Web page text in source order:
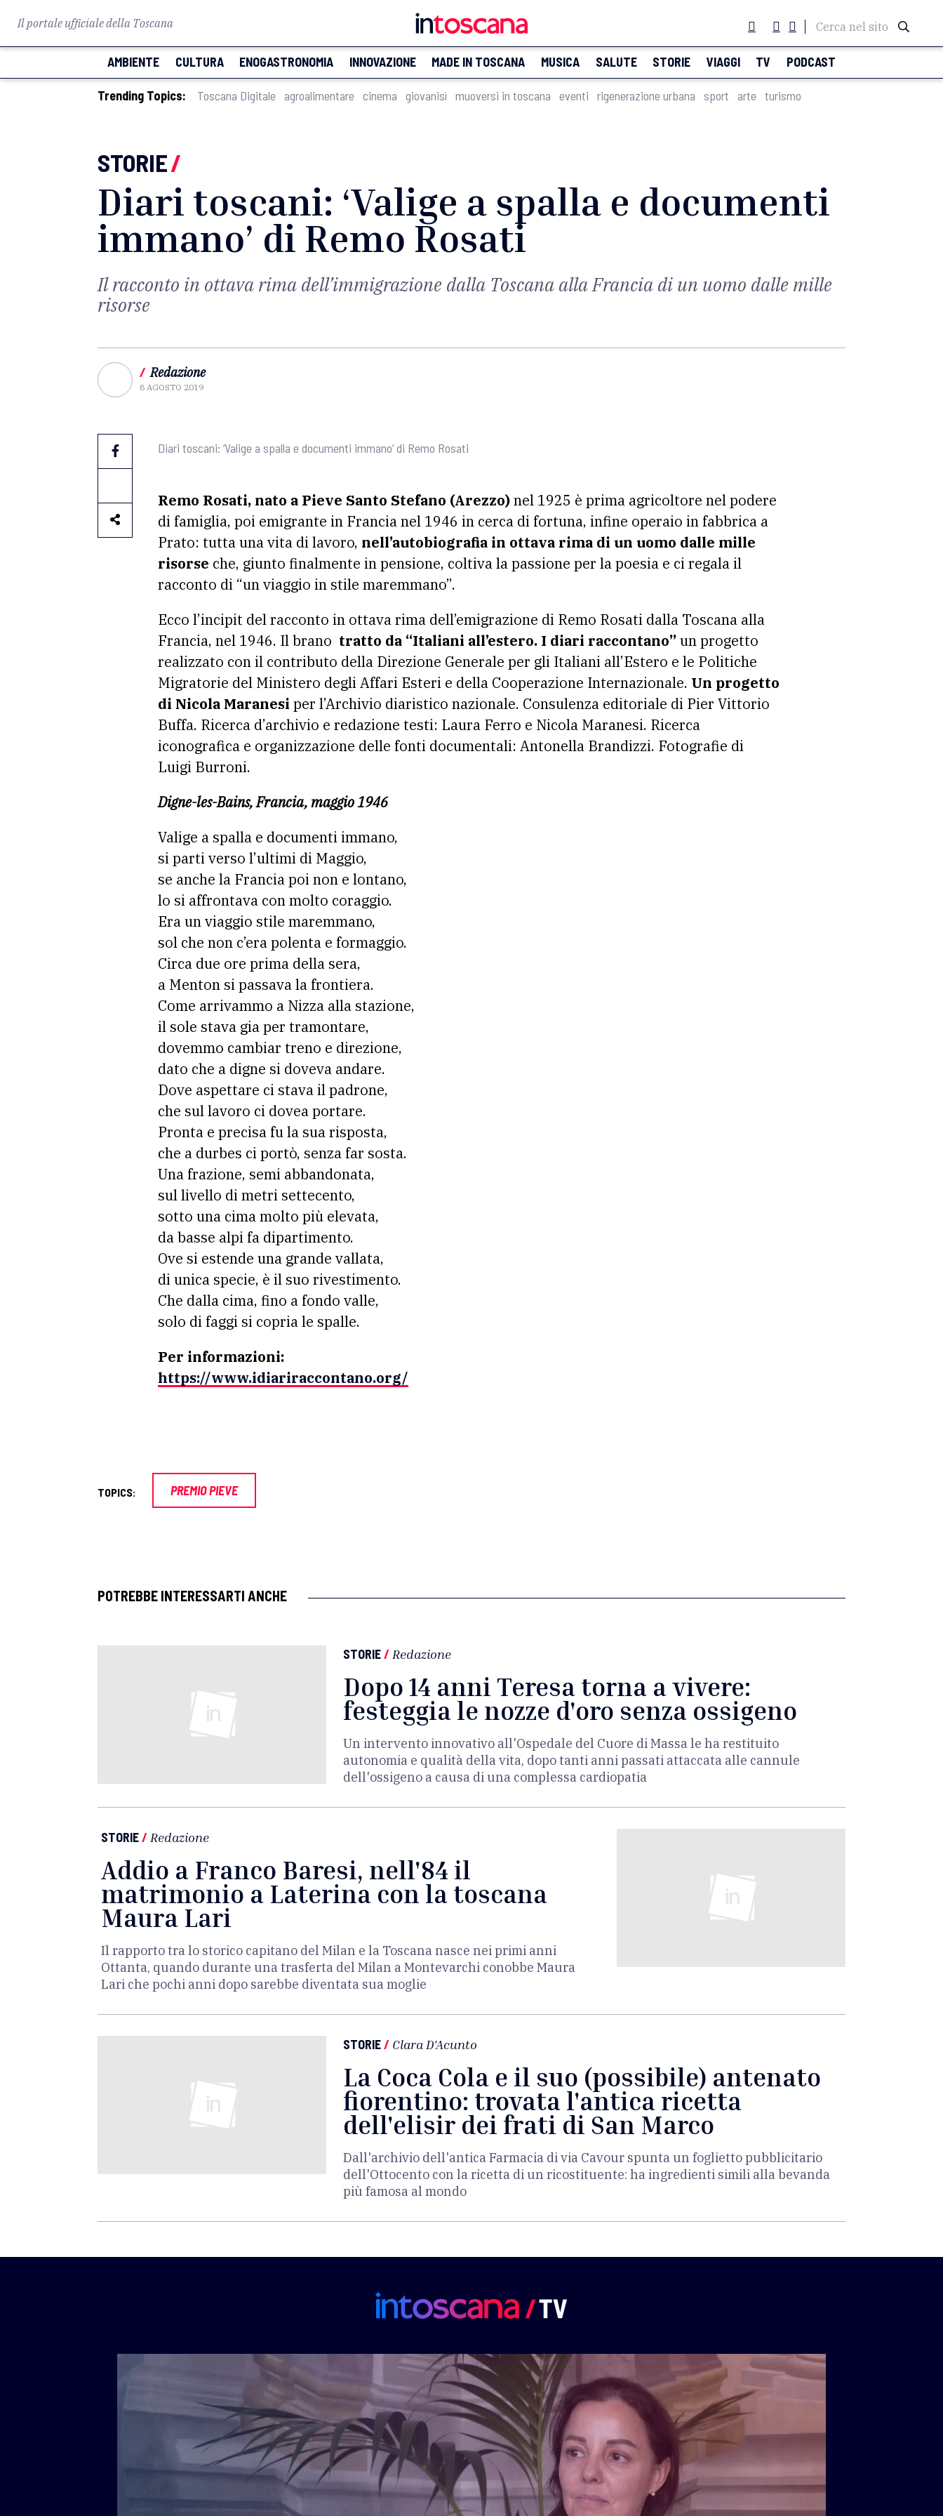
Il portale ufficiale della Toscana Cerca nel sito
AMBIENTE CULTURA ENOGASTRONOMIA INNOVAZIONE MADE IN TOSCANA MUSICA SALUTE STORIE VIAGGI TV PODCAST
Trending Topics: Toscana Digitale agroalimentare cinema giovanisì muoversi in toscana eventi rigenerazione urbana sport arte turismo
STORIE/
Diari toscani: ‘Valige a spalla e documenti
immano’ di Remo Rosati
Il racconto in ottava rima dell’immigrazione dalla Toscana alla Francia di un uomo dalle mille
risorse
/ Redazione
8 AGOSTO 2019
Diari toscani: ‘Valige a spalla e documenti immano’ di Remo Rosati
Remo Rosati, nato a Pieve Santo Stefano (Arezzo)nel 1925 è prima agricoltore nel podere
di famiglia, poi emigrante in Francia nel 1946 in cerca di fortuna, infine operaio in fabbrica a
Prato: tutta una vita di lavoro, nell’autobiografia in ottava rima di un uomo dalle mille
risorse che, giunto finalmente in pensione, coltiva la passione per la poesia e ci regala il
racconto di “un viaggio in stile maremmano”.
Ecco l’incipit del racconto in ottava rima dell’emigrazione di Remo Rosati dalla Toscana alla
Francia, nel 1946. Il brano tratto da “Italiani all’estero. I diari raccontano”un progetto
realizzato con il contributo della Direzione Generale per gli Italiani all’Estero e le Politiche
Migratorie del Ministero degli Affari Esteri e della Cooperazione Internazionale. Un progetto
di Nicola Maranesi per l’Archivio diaristico nazionale. Consulenza editoriale di Pier Vittorio
Buffa. Ricerca d’archivio e redazione testi: Laura Ferro e Nicola Maranesi. Ricerca
iconografica e organizzazione delle fonti documentali: Antonella Brandizzi. Fotografie di
Luigi Burroni.
Digne-les-Bains, Francia, maggio 1946
Valige a spalla e documenti immano,
si parti verso l’ultimi di Maggio,
se anche la Francia poi non e lontano,
lo si affrontava con molto coraggio.
Era un viaggio stile maremmano,
sol che non c’era polenta e formaggio.
Circa due ore prima della sera,
a Menton si passava la frontiera.
Come arrivammo a Nizza alla stazione,
il sole stava gia per tramontare,
dovemmo cambiar treno e direzione,
dato che a digne si doveva andare.
Dove aspettare ci stava il padrone,
che sul lavoro ci dovea portare.
Pronta e precisa fu la sua risposta,
che a durbes ci portò, senza far sosta.
Una frazione, semi abbandonata,
sul livello di metri settecento,
sotto una cima molto più elevata,
da basse alpi fa dipartimento.
Ove si estende una grande vallata,
di unica specie, è il suo rivestimento.
Che dalla cima, fino a fondo valle,
solo di faggi si copria le spalle.
Per informazioni:
https://www.idiariraccontano.org/
TOPICS: PREMIO PIEVE
POTREBBE INTERESSARTI ANCHE
STORIE/ Redazione
Dopo 14 anni Teresa torna a vivere:
festeggia le nozze d'oro senza ossigeno
Un intervento innovativo all'Ospedale del Cuore di Massa le ha restituito
autonomia e qualità della vita, dopo tanti anni passati attaccata alle cannule
dell'ossigeno a causa di una complessa cardiopatia
STORIE/ Redazione
Addio a Franco Baresi, nell'84 il
matrimonio a Laterina con la toscana
Maura Lari
Il rapporto tra lo storico capitano del Milan e la Toscana nasce nei primi anni
Ottanta, quando durante una trasferta del Milan a Montevarchi conobbe Maura
Lari che pochi anni dopo sarebbe diventata sua moglie
STORIE/ Clara D'Acunto
La Coca Cola e il suo (possibile) antenato
fiorentino: trovata l'antica ricetta
dell'elisir dei frati di San Marco
Dall'archivio dell'antica Farmacia di via Cavour spunta un foglietto pubblicitario
dell'Ottocento con la ricetta di un ricostituente: ha ingredienti simili alla bevanda
più famosa al mondo